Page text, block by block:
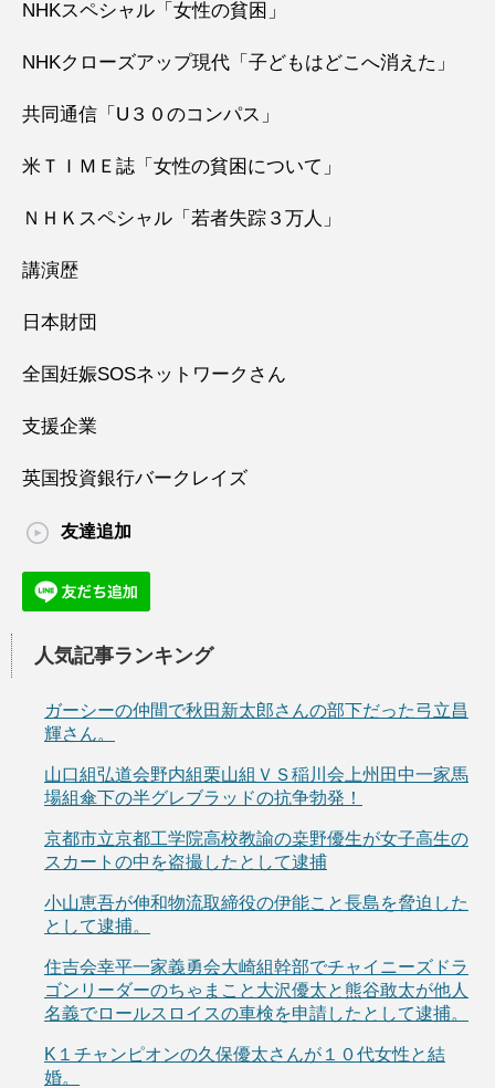
NHKスペシャル「女性の貧困」
NHKクローズアップ現代「子どもはどこへ消えた」
共同通信「U３０のコンパス」
米ＴＩＭＥ誌「女性の貧困について」
ＮＨＫスペシャル「若者失踪３万人」
講演歴
日本財団
全国妊娠SOSネットワークさん
支援企業
英国投資銀行バークレイズ
友達追加
人気記事ランキング
ガーシーの仲間で秋田新太郎さんの部下だった弓立昌
輝さん。
山口組弘道会野内組栗山組ＶＳ稲川会上州田中一家馬
場組傘下の半グレブラッドの抗争勃発！
京都市立京都工学院高校教諭の桒野優生が女子高生の
スカートの中を盗撮したとして逮捕
小山恵吾が伸和物流取締役の伊能こと長島を脅迫した
として逮捕。
住吉会幸平一家義勇会大崎組幹部でチャイニーズドラ
ゴンリーダーのちゃまこと大沢優太と熊谷敢太が他人
名義でロールスロイスの車検を申請したとして逮捕。
K１チャンピオンの久保優太さんが１０代女性と結
婚。